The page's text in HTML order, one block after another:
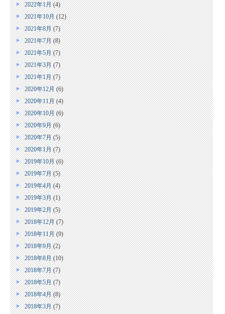
2022年1月(4)
2021年10月(12)
2021年8月(7)
2021年7月(8)
2021年5月(7)
2021年3月(7)
2021年1月(7)
2020年12月(6)
2020年11月(4)
2020年10月(6)
2020年9月(6)
2020年7月(5)
2020年1月(7)
2019年10月(6)
2019年7月(5)
2019年4月(4)
2019年3月(1)
2019年2月(5)
2018年12月(7)
2018年11月(9)
2018年9月(2)
2018年8月(10)
2018年7月(7)
2018年5月(7)
2018年4月(8)
2018年3月(7)